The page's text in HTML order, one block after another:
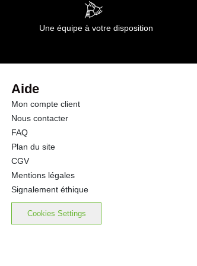
Une équipe à votre disposition
Aide
Mon compte client
Nous contacter
FAQ
Plan du site
CGV
Mentions légales
Signalement éthique
Cookies Settings